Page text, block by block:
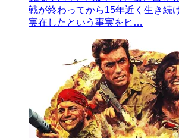
戦が終わってから15年近く生き続
実在したという事実をヒ…